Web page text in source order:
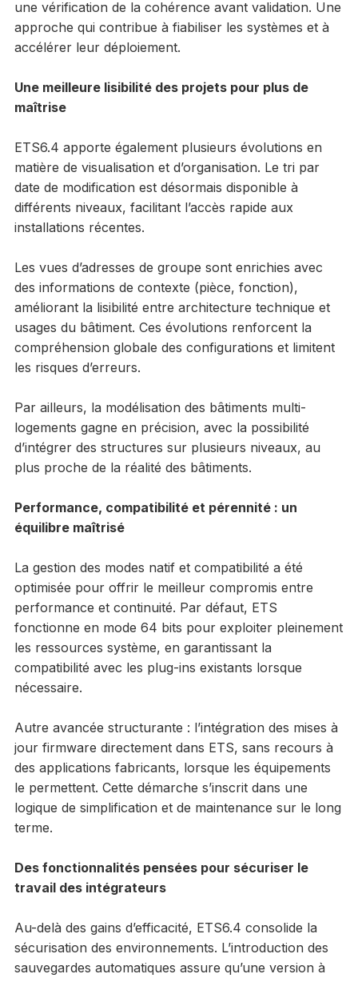
une vérification de la cohérence avant validation. Une
approche qui contribue à fiabiliser les systèmes et à
accélérer leur déploiement.
Une meilleure lisibilité des projets pour plus de
maîtrise
ETS6.4 apporte également plusieurs évolutions en
matière de visualisation et d’organisation. Le tri par
date de modification est désormais disponible à
différents niveaux, facilitant l’accès rapide aux
installations récentes.
Les vues d’adresses de groupe sont enrichies avec
des informations de contexte (pièce, fonction),
améliorant la lisibilité entre architecture technique et
usages du bâtiment. Ces évolutions renforcent la
compréhension globale des configurations et limitent
les risques d’erreurs.
Par ailleurs, la modélisation des bâtiments multi-
logements gagne en précision, avec la possibilité
d’intégrer des structures sur plusieurs niveaux, au
plus proche de la réalité des bâtiments.
Performance, compatibilité et pérennité : un
équilibre maîtrisé
La gestion des modes natif et compatibilité a été
optimisée pour offrir le meilleur compromis entre
performance et continuité. Par défaut, ETS
fonctionne en mode 64 bits pour exploiter pleinement
les ressources système, en garantissant la
compatibilité avec les plug-ins existants lorsque
nécessaire.
Autre avancée structurante : l’intégration des mises à
jour firmware directement dans ETS, sans recours à
des applications fabricants, lorsque les équipements
le permettent. Cette démarche s’inscrit dans une
logique de simplification et de maintenance sur le long
terme.
Des fonctionnalités pensées pour sécuriser le
travail des intégrateurs
Au-delà des gains d’efficacité, ETS6.4 consolide la
sécurisation des environnements. L’introduction des
sauvegardes automatiques assure qu’une version à